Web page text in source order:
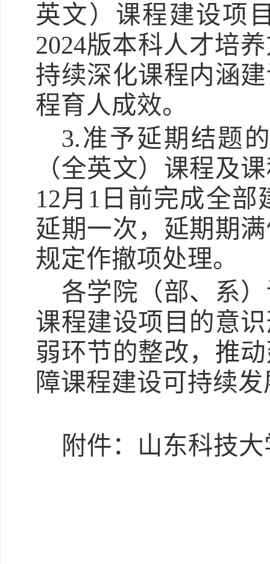
英文）课程建设项
2024版本科人才培
持续深化课程内涵
程育人成效。
3.准予延期结题
（全英文）课程及
12月1日前完成全
延期一次，延期期
规定作撤项处理。
各学院（部、系
课程建设项目的意
弱环节的整改，推
障课程建设可持续
附件：山东科技